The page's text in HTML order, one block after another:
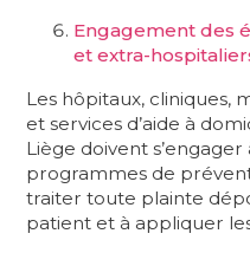
Engagement des
et extra-
Les hôpitaux, cliniques,
et services d’aide à
Liège doivent
programmes de
traiter toute plainte
patient et à appliquer